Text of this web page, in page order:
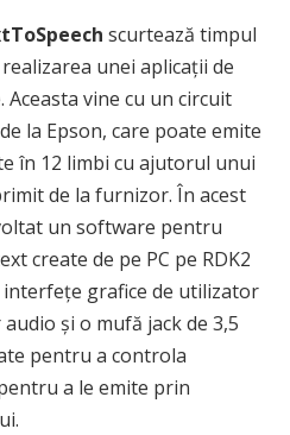
scurtează timpul
unei aplicații de
Aceasta vine cu un circuit
la Epson, care poate emite
în 12 limbi cu ajutorul unui
de la furnizor. În acest
un software pentru
create de pe PC pe RDK2
grafice de utilizator
și o mufă jack de 3,5
pentru a controla
a le emite prin